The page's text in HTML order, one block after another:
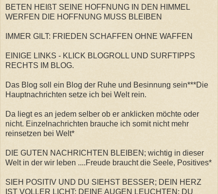
BETEN HEIßT SEINE HOFFNUNG IN DEN HIMMEL
WERFEN DIE HOFFNUNG MUSS BLEIBEN
IMMER GILT: FRIEDEN SCHAFFEN OHNE WAFFEN
EINIGE LINKS - KLICK BLOGROLL UND SURFTIPPS
RECHTS IM BLOG.
Das Blog soll ein Blog der Ruhe und Besinnung sein***Die
Hauptnachrichten setze ich bei Welt rein.
Da liegt es an jedem selber ob er anklicken möchte oder
nicht. Einzelnachrichten brauche ich somit nicht mehr
reinsetzen bei Welt*
DIE GUTEN NACHRICHTEN BLEIBEN; wichtig in dieser
Welt in der wir leben ....Freude braucht die Seele, Positives*
SIEH POSITIV UND DU SIEHST BESSER; DEIN HERZ
IST VOLLER LICHT; DEINE AUGEN LEUCHTEN; DU